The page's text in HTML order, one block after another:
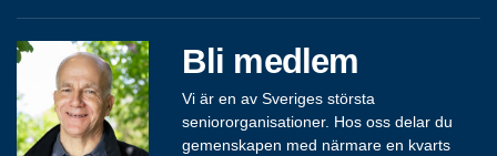
Bli medlem
Vi är en av Sveriges största
seniororganisationer. Hos oss delar du
gemenskapen med närmare en kvarts